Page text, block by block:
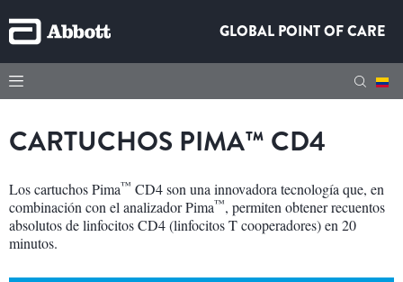
GLOBAL POINT OF CARE
CARTUCHOS PIMA™ CD4
Los cartuchos Pima™ CD4 son una innovadora tecnología que, en
combinación con el analizador Pima™, permiten obtener recuentos
absolutos de linfocitos CD4 (linfocitos T cooperadores) en 20
minutos.